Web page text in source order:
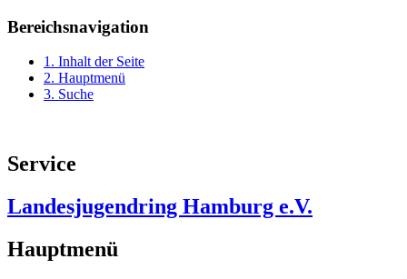
Bereichsnavigation
1. Inhalt der Seite
2. Hauptmenü
3. Suche
Service
Landesjugendring Hamburg e.V.
Hauptmenü